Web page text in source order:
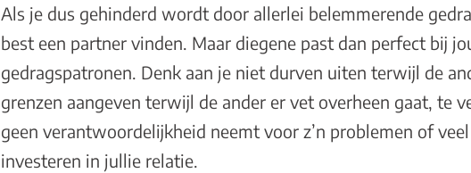
Als je dus gehinderd wordt door allerlei belemmerende
best een partner vinden. Maar diegene past dan perfect bij
gedragspatronen. Denk aan je niet durven uiten terwijl de
grenzen aangeven terwijl de ander er vet overheen gaat, te
geen verantwoordelijkheid neemt voor z’n problemen of
investeren in jullie relatie.